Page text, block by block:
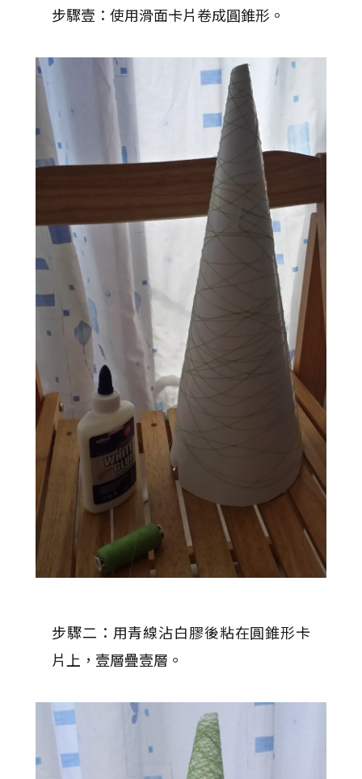
步驟壹：使用滑面卡片卷成圓錐形。
步驟二：用青線沾白膠後粘在圓錐形卡
片上，壹層疊壹層。